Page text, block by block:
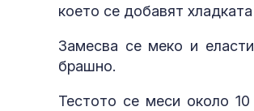
което се добавят
Замесва се меко и
брашно.
Тестото се меси около